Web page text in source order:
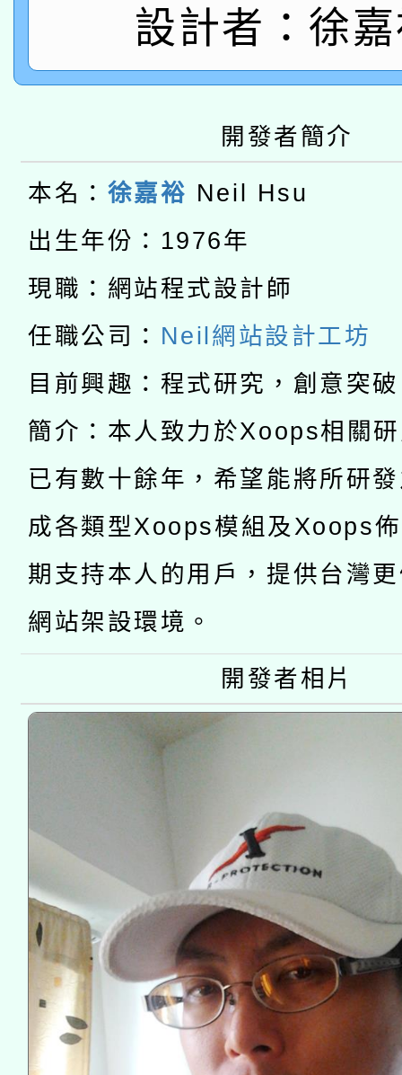
用水績優單位及節水達
動」
桃園市孔廟祈福系列
開 智慧啟航」
2026年桃園地景藝術
「2026桃園藝術巡演
國立臺灣師範大學辦理
年度健康促進學校輔導
業成長研習」實施計畫
本館辦理115年度閱讀
暨閱讀推動專業研習
科技賦能─人工智慧
礎課程
A3數位素養講師名單
「數位內容與教學軟體
pilot」
有關大陸委員會函釋公
薪期間赴陸應申請許可
轉知經濟部水利署委託
業技術研究院辦理「
用水績優單位及節水達
動」
115年8月22日(星期六
桃園市孔廟祈福系列
開 智慧啟航」
2026年桃園地景藝術
「2026桃園藝術巡演
關事宜
轉知教育部國民及學前
國立臺灣師範大學辦理
年度健康促進學校輔導
業成長研習」實施計畫
設計者：徐
開發者簡介
本名： 徐嘉裕 Neil Hsu
出生年份：1976年
現職：網站程式設計師
任職公司： Neil網站設計工坊
目前興趣：程式研究，創意突
簡介：本人致力於Xoops相關
已有數十餘年，希望能將所研
成各類型Xoops模組及Xoops
期支持本人的用戶，提供台灣
網站架設環境。
開發者相片